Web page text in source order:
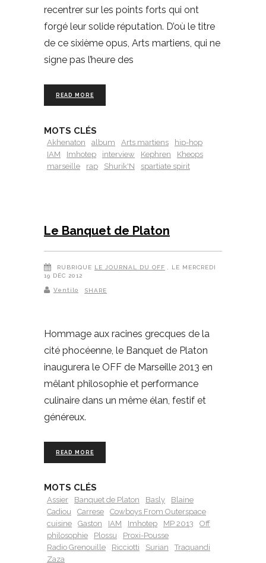
recentrer sur les points forts qui ont
forgé leur solide réputation. D’où le titre
de ce sixième opus, Arts martiens, qui ne
signe pas l’heure des
READ MORE
MOTS CLÉS
Akhenaton album Arts martiens
hip-hop
IAM
Imhotep interview Kephren
Kheops
marseille
rap Shurik'N spartiate spirit
Le Banquet de Platon
RUBRIQUE LE JOURNAL DU OFF , LE MERCREDI
19 DÉC 2012
Ventilo SHARE
Hommage aux racines grecques de la
cité phocéenne, le Banquet de Platon
inaugurera le OFF de Marseille 2013 en
mêlant philosophie et performance
culinaire dans un même élan, festif et
généreux.
READ MORE
MOTS CLÉS
Assier Banquet de Platon Basly
Blaine
Cadiou
Carrese
Cowboys From Outerspace
cuisine
Gaston IAM Imhotep MP 2013
Off
philosophie
Plossu
Proxi-Pousse
Radio Grenouille
Ricciotti Surian
Traquandi
Zaza